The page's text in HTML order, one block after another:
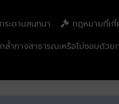
กระดานสนทนา กฏหมายที่เ
ล้ำทางสาธารณะหรือไม่ชอบด้ว